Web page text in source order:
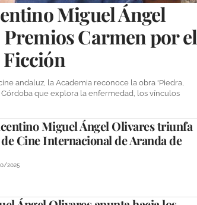
Miguel Ángel
Carmen por el
andaluz, la Academia reconoce la obra 'Piedra,
que explora la enfermedad, los vínculos
Miguel Ángel Olivares triunfa
Cine Internacional de Aranda de
2025